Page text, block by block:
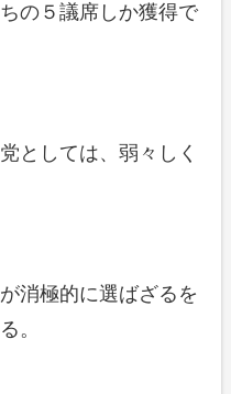
の５議席しか獲得で
としては、弱々しく
消極的に選ばざるを
。